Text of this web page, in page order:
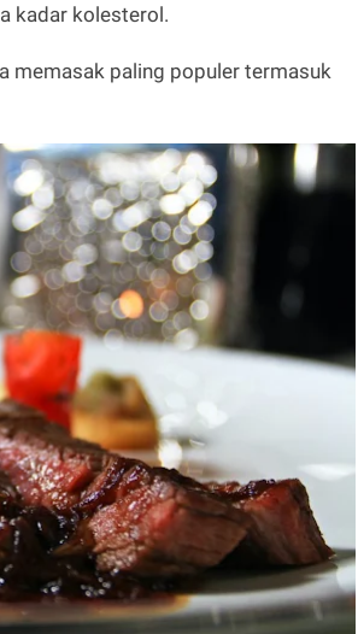
kadar kolesterol.
memasak paling populer termasuk